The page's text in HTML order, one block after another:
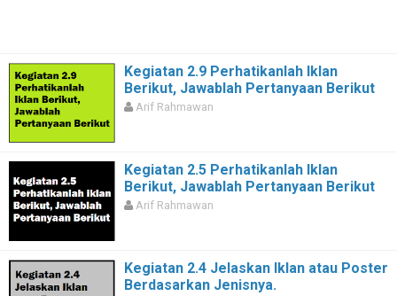
Kegiatan 2.9 Perhatikanlah Iklan
Berikut, Jawablah Pertanyaan Berikut
Arif Rahmawan
Kegiatan 2.5 Perhatikanlah Iklan
Berikut, Jawablah Pertanyaan Berikut
Arif Rahmawan
Kegiatan 2.4 Jelaskan Iklan atau Poster
Berdasarkan Jenisnya.